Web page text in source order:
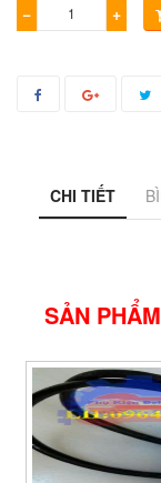
− +
CHI TIẾT
SẢN